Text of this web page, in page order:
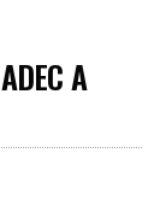
A